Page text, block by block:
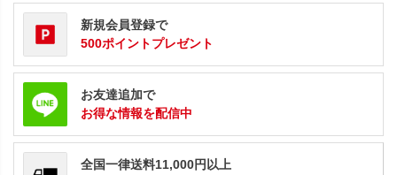
新規会員登録で
500ポイントプレゼント
お友達追加で
お得な情報を配信中
全国一律送料11,000円以上